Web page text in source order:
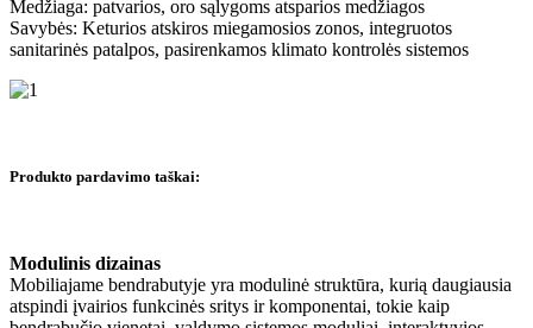
Medžiaga: patvarios, oro sąlygoms atsparios medžiagos
Savybės: Keturios atskiros miegamosios zonos, integruotos
sanitarinės patalpos, pasirenkamos klimato kontrolės sistemos
Produkto pardavimo taškai:
Modulinis dizainas
Mobiliajame bendrabutyje yra modulinė struktūra, kurią daugiausia
atspindi įvairios funkcinės sritys ir komponentai, tokie kaip